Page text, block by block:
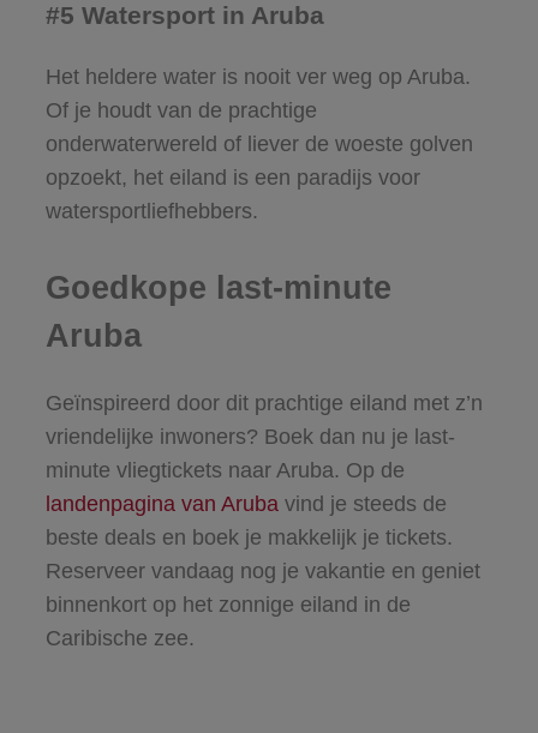
#5 Watersport in Aruba
Het heldere water is nooit ver weg op Aruba.
Of je houdt van de prachtige
onderwaterwereld of liever de woeste golven
opzoekt, het eiland is een paradijs voor
watersportliefhebbers.
Goedkope last-minute
Aruba
Geïnspireerd door dit prachtige eiland met z’n
vriendelijke inwoners? Boek dan nu je last-
minute vliegtickets naar Aruba. Op de
landenpagina van Aruba vind je steeds de
beste deals en boek je makkelijk je tickets.
Reserveer vandaag nog je vakantie en geniet
binnenkort op het zonnige eiland in de
Caribische zee.